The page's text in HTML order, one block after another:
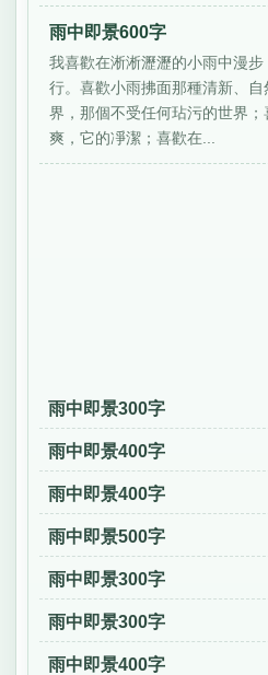
雨中即景600字
我喜歡在淅淅瀝瀝的小雨中漫
行。喜歡小雨拂面那種清新、
界，那個不受任何玷污的世界
爽，它的凈潔；喜歡在...
雨中即景300字
雨中即景400字
雨中即景400字
雨中即景500字
雨中即景300字
雨中即景300字
雨中即景400字